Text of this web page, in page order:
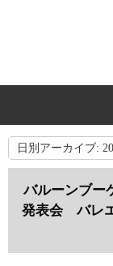
日別アーカイブ:
バルーンブ
発表会 バレ